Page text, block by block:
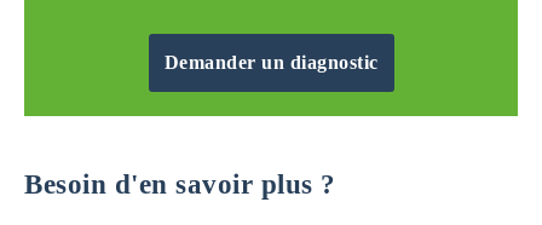
Demander un diagnostic
Besoin d'en savoir plus ?